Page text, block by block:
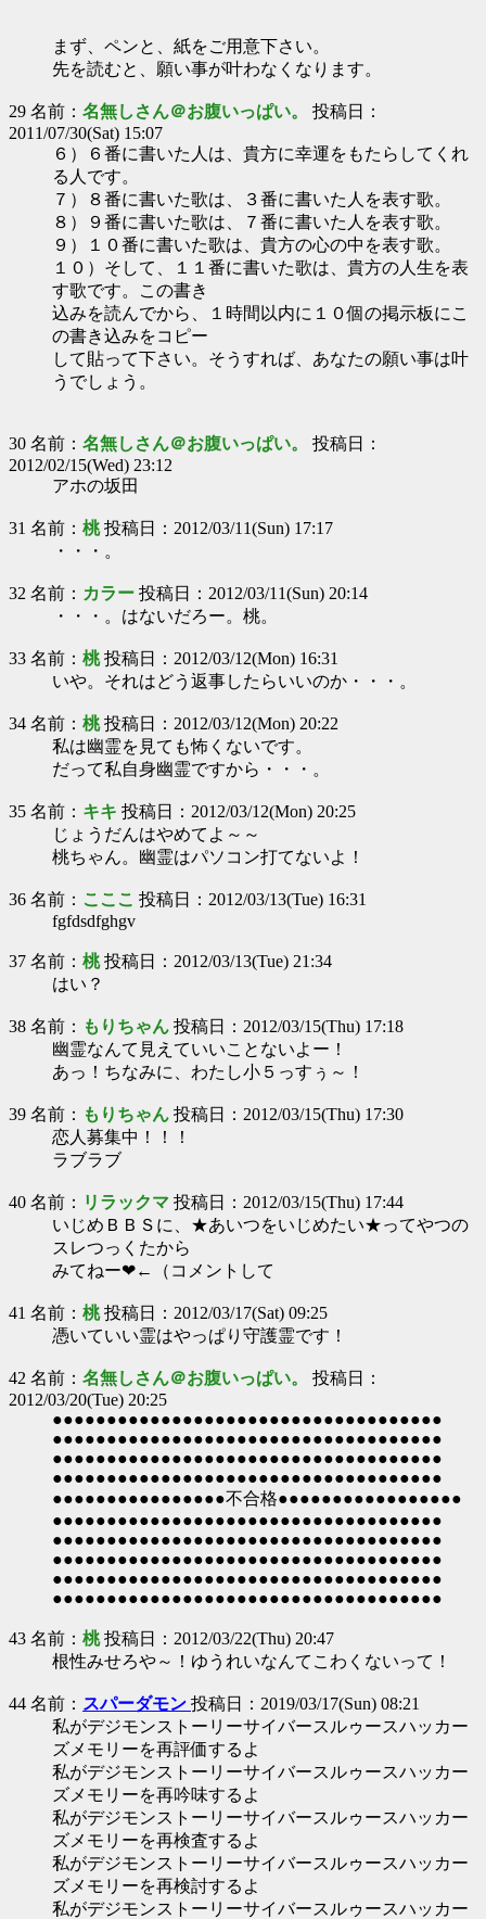
まず、ペンと、紙をご用意下さい。
先を読むと、願い事が叶わなくなります。
29 名前： 名無しさん＠お腹いっぱい。 投稿日：
2011/07/30(Sat) 15:07
６）６番に書いた人は、貴方に幸運をもたらしてくれ
る人です。
７）８番に書いた歌は、３番に書いた人を表す歌。
８）９番に書いた歌は、７番に書いた人を表す歌。
９）１０番に書いた歌は、貴方の心の中を表す歌。
１０）そして、１１番に書いた歌は、貴方の人生を表
す歌です。この書き
込みを読んでから、１時間以内に１０個の掲示板にこ
の書き込みをコピー
して貼って下さい。そうすれば、あなたの願い事は叶
うでしょう。
30 名前： 名無しさん＠お腹いっぱい。 投稿日：
2012/02/15(Wed) 23:12
アホの坂田
31 名前： 桃投稿日：2012/03/11(Sun) 17:17
・・・。
32 名前： カラー 投稿日：2012/03/11(Sun) 20:14
・・・。はないだろー。桃。
33 名前： 桃投稿日：2012/03/12(Mon) 16:31
いや。それはどう返事したらいいのか・・・。
34 名前： 桃投稿日：2012/03/12(Mon) 20:22
私は幽霊を見ても怖くないです。
だって私自身幽霊ですから・・・。
35 名前： キキ 投稿日：2012/03/12(Mon) 20:25
じょうだんはやめてよ～～
桃ちゃん。幽霊はパソコン打てないよ！
36 名前： こここ 投稿日：2012/03/13(Tue) 16:31
fgfdsdfghgv
37 名前： 桃投稿日：2012/03/13(Tue) 21:34
はい？
38 名前： もりちゃん 投稿日：2012/03/15(Thu) 17:18
幽霊なんて見えていいことないよー！
あっ！ちなみに、わたし小５っすぅ～！
39 名前： もりちゃん 投稿日：2012/03/15(Thu) 17:30
恋人募集中！！！
ラブラブ
40 名前： リラックマ 投稿日：2012/03/15(Thu) 17:44
いじめＢＢＳに、★あいつをいじめたい★ってやつの
スレつっくたから
みてねー❤←（コメントして
41 名前： 桃投稿日：2012/03/17(Sat) 09:25
憑いていい霊はやっぱり守護霊です！
42 名前： 名無しさん＠お腹いっぱい。 投稿日：
2012/03/20(Tue) 20:25
●●●●●●●●●●●●●●●●●●●●●●●●●●●●●●●●●●●●
●●●●●●●●●●●●●●●●●●●●●●●●●●●●●●●●●●●●
●●●●●●●●●●●●●●●●●●●●●●●●●●●●●●●●●●●●
●●●●●●●●●●●●●●●●●●●●●●●●●●●●●●●●●●●●
●●●●●●●●●●●●●●●●不合格●●●●●●●●●●●●●●●●●
●●●●●●●●●●●●●●●●●●●●●●●●●●●●●●●●●●●●
●●●●●●●●●●●●●●●●●●●●●●●●●●●●●●●●●●●●
●●●●●●●●●●●●●●●●●●●●●●●●●●●●●●●●●●●●
●●●●●●●●●●●●●●●●●●●●●●●●●●●●●●●●●●●●
●●●●●●●●●●●●●●●●●●●●●●●●●●●●●●●●●●●●
43 名前： 桃投稿日：2012/03/22(Thu) 20:47
根性みせろや～！ゆうれいなんてこわくないって！
44 名前： スパーダモン 投稿日：2019/03/17(Sun) 08:21
私がデジモンストーリーサイバースルゥースハッカー
ズメモリーを再評価するよ
私がデジモンストーリーサイバースルゥースハッカー
ズメモリーを再吟味するよ
私がデジモンストーリーサイバースルゥースハッカー
ズメモリーを再検査するよ
私がデジモンストーリーサイバースルゥースハッカー
ズメモリーを再検討するよ
私がデジモンストーリーサイバースルゥースハッカー